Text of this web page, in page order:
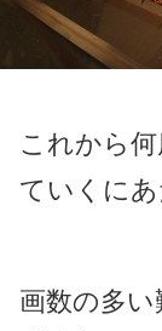
これから
ていくに
画数の多い